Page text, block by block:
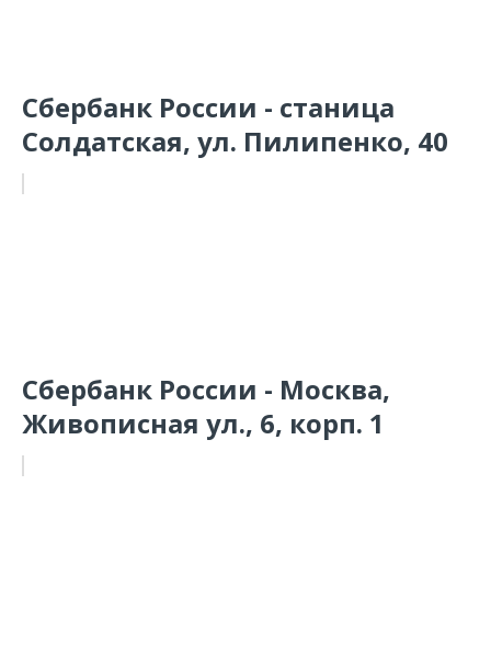
Сбербанк России - станица
Солдатская, ул. Пилипенко, 40
Сбербанк России - Москва,
Живописная ул., 6, корп. 1